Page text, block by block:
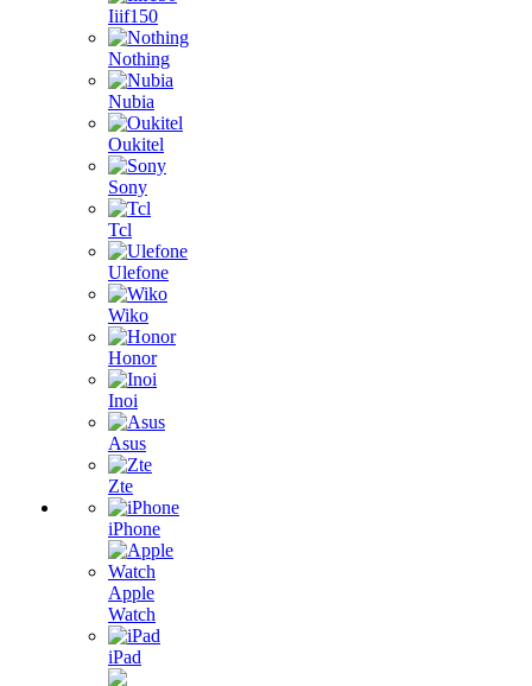
Iiif150
Nothing
Nubia
Oukitel
Sony
Tcl
Ulefone
Wiko
Honor
Inoi
Asus
Zte
iPhone
Apple
Watch
iPad